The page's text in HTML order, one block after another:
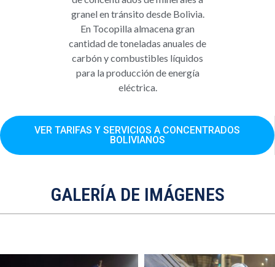
granel en tránsito desde Bolivia.
En Tocopilla almacena gran
cantidad de toneladas anuales de
carbón y combustibles líquidos
para la producción de energía
eléctrica.
VER TARIFAS Y SERVICIOS A CONCENTRADOS
BOLIVIANOS
GALERÍA DE IMÁGENES